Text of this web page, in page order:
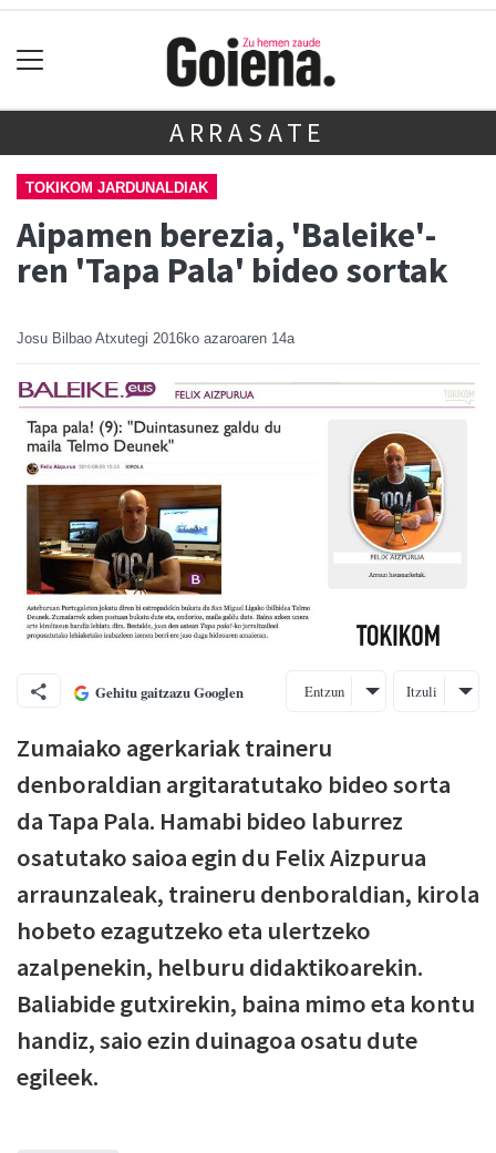
ARRASATE
TOKIKOM JARDUNALDIAK
Aipamen berezia, 'Baleike'-
ren 'Tapa Pala' bideo sortak
Josu Bilbao Atxutegi 2016ko azaroaren 14a
Gehitu gaitzazu Googlen Entzun Itzuli
Zumaiako agerkariak traineru
denboraldian argitaratutako bideo sorta
da Tapa Pala. Hamabi bideo laburrez
osatutako saioa egin du Felix Aizpurua
arraunzaleak, traineru denboraldian, kirola
hobeto ezagutzeko eta ulertzeko
azalpenekin, helburu didaktikoarekin.
Baliabide gutxirekin, baina mimo eta kontu
handiz, saio ezin duinagoa osatu dute
egileek.